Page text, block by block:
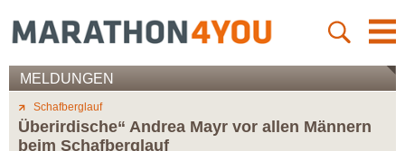
MELDUNGEN
Schafberglauf
Überirdische“ Andrea Mayr vor allen Männern
beim Schafberglauf